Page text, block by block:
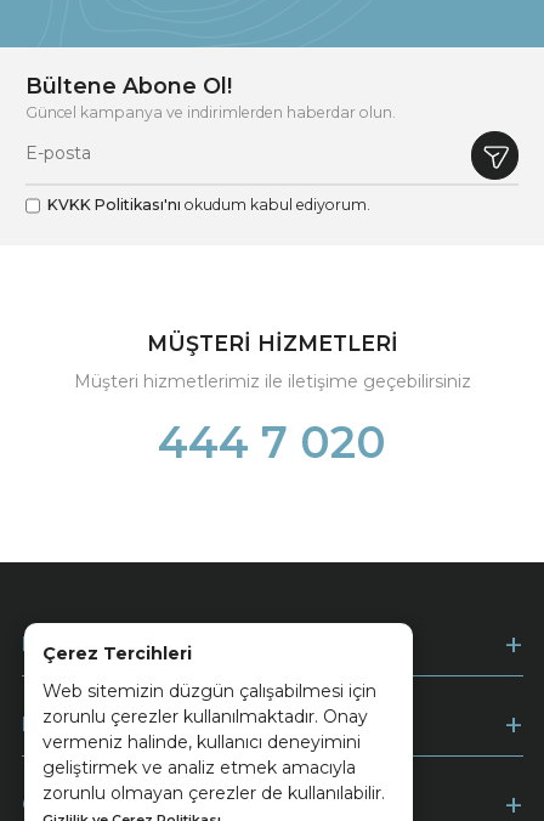
Çerez Tercihleri
Web sitemizin düzgün çalışabilmesi için
zorunlu çerezler kullanılmaktadır. Onay
vermeniz halinde, kullanıcı deneyimini
geliştirmek ve analiz etmek amacıyla
zorunlu olmayan çerezler de kullanılabilir.
Bültene Abone Ol!
Güncel kampanya ve indirimlerden haberdar olun.
KVKK Politikası'nı okudum kabul ediyorum.
MÜŞTERİ HİZMETLERİ
Müşteri hizmetlerimiz ile iletişime geçebilirsiniz
444 7 020
Kurumsal
Müşteri Hizmetleri
Ödeme